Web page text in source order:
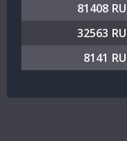
81408
32563
8141